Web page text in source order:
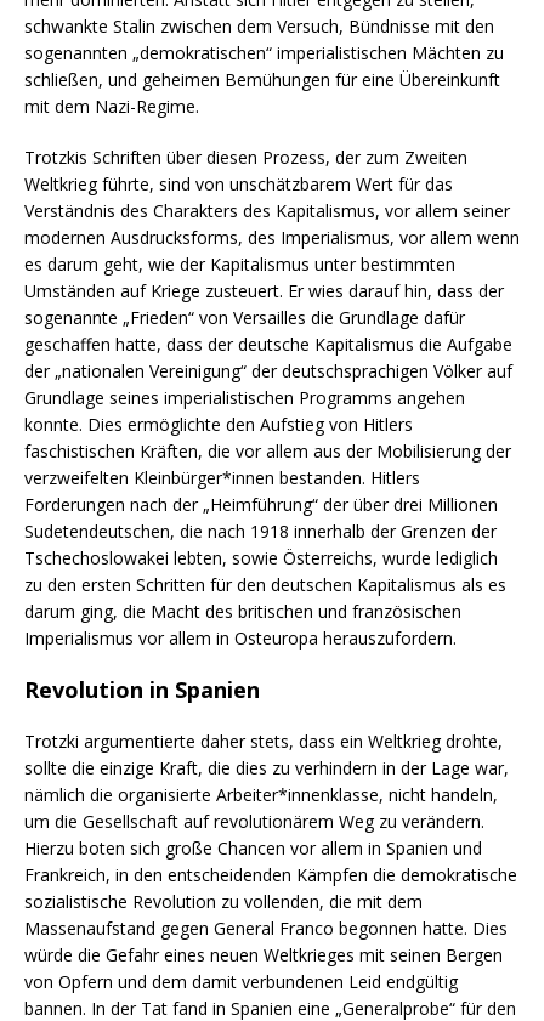
schwankte Stalin zwischen dem Versuch, Bündnisse mit den
sogenannten „demokratischen“ imperialistischen Mächten zu
schließen, und geheimen Bemühungen für eine Übereinkunft
mit dem Nazi-Regime.
Trotzkis Schriften über diesen Prozess, der zum Zweiten
Weltkrieg führte, sind von unschätzbarem Wert für das
Verständnis des Charakters des Kapitalismus, vor allem seiner
modernen Ausdrucksforms, des Imperialismus, vor allem wenn
es darum geht, wie der Kapitalismus unter bestimmten
Umständen auf Kriege zusteuert. Er wies darauf hin, dass der
sogenannte „Frieden“ von Versailles die Grundlage dafür
geschaffen hatte, dass der deutsche Kapitalismus die Aufgabe
der „nationalen Vereinigung“ der deutschsprachigen Völker auf
Grundlage seines imperialistischen Programms angehen
konnte. Dies ermöglichte den Aufstieg von Hitlers
faschistischen Kräften, die vor allem aus der Mobilisierung der
verzweifelten Kleinbürger*innen bestanden. Hitlers
Forderungen nach der „Heimführung“ der über drei Millionen
Sudetendeutschen, die nach 1918 innerhalb der Grenzen der
Tschechoslowakei lebten, sowie Österreichs, wurde lediglich
zu den ersten Schritten für den deutschen Kapitalismus als es
darum ging, die Macht des britischen und französischen
Imperialismus vor allem in Osteuropa herauszufordern.
Revolution in Spanien
Trotzki argumentierte daher stets, dass ein Weltkrieg drohte,
sollte die einzige Kraft, die dies zu verhindern in der Lage war,
nämlich die organisierte Arbeiter*innenklasse, nicht handeln,
um die Gesellschaft auf revolutionärem Weg zu verändern.
Hierzu boten sich große Chancen vor allem in Spanien und
Frankreich, in den entscheidenden Kämpfen die demokratische
sozialistische Revolution zu vollenden, die mit dem
Massenaufstand gegen General Franco begonnen hatte. Dies
würde die Gefahr eines neuen Weltkrieges mit seinen Bergen
von Opfern und dem damit verbundenen Leid endgültig
bannen. In der Tat fand in Spanien eine „Generalprobe“ für den